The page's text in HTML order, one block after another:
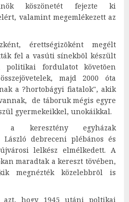
köszönetét fejezte ki
valamint megemlékezett az
érettségizõként megélt
fel a vasúti sínekbõl készült
politikai fordulatot követõen
majd 2000 óta
a ?hortobágyi fiatalok", akik
de táboruk mégis egyre
gyermekeikkel, unokáikkal.
a keresztény egyházak
László debreceni plébános és
lelkész elmélkedett. A
maradtak a kereszt tövében,
megnézték közelebbrõl is
hogy 1945 utáni poltikai